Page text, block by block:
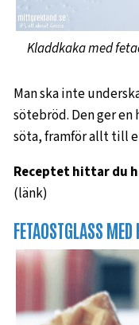
Kladdkaka med
Man ska inte
sötebröd. Den ger
söta, framför allt till
Receptet hittar du
(länk)
FETAOSTGLASS MED